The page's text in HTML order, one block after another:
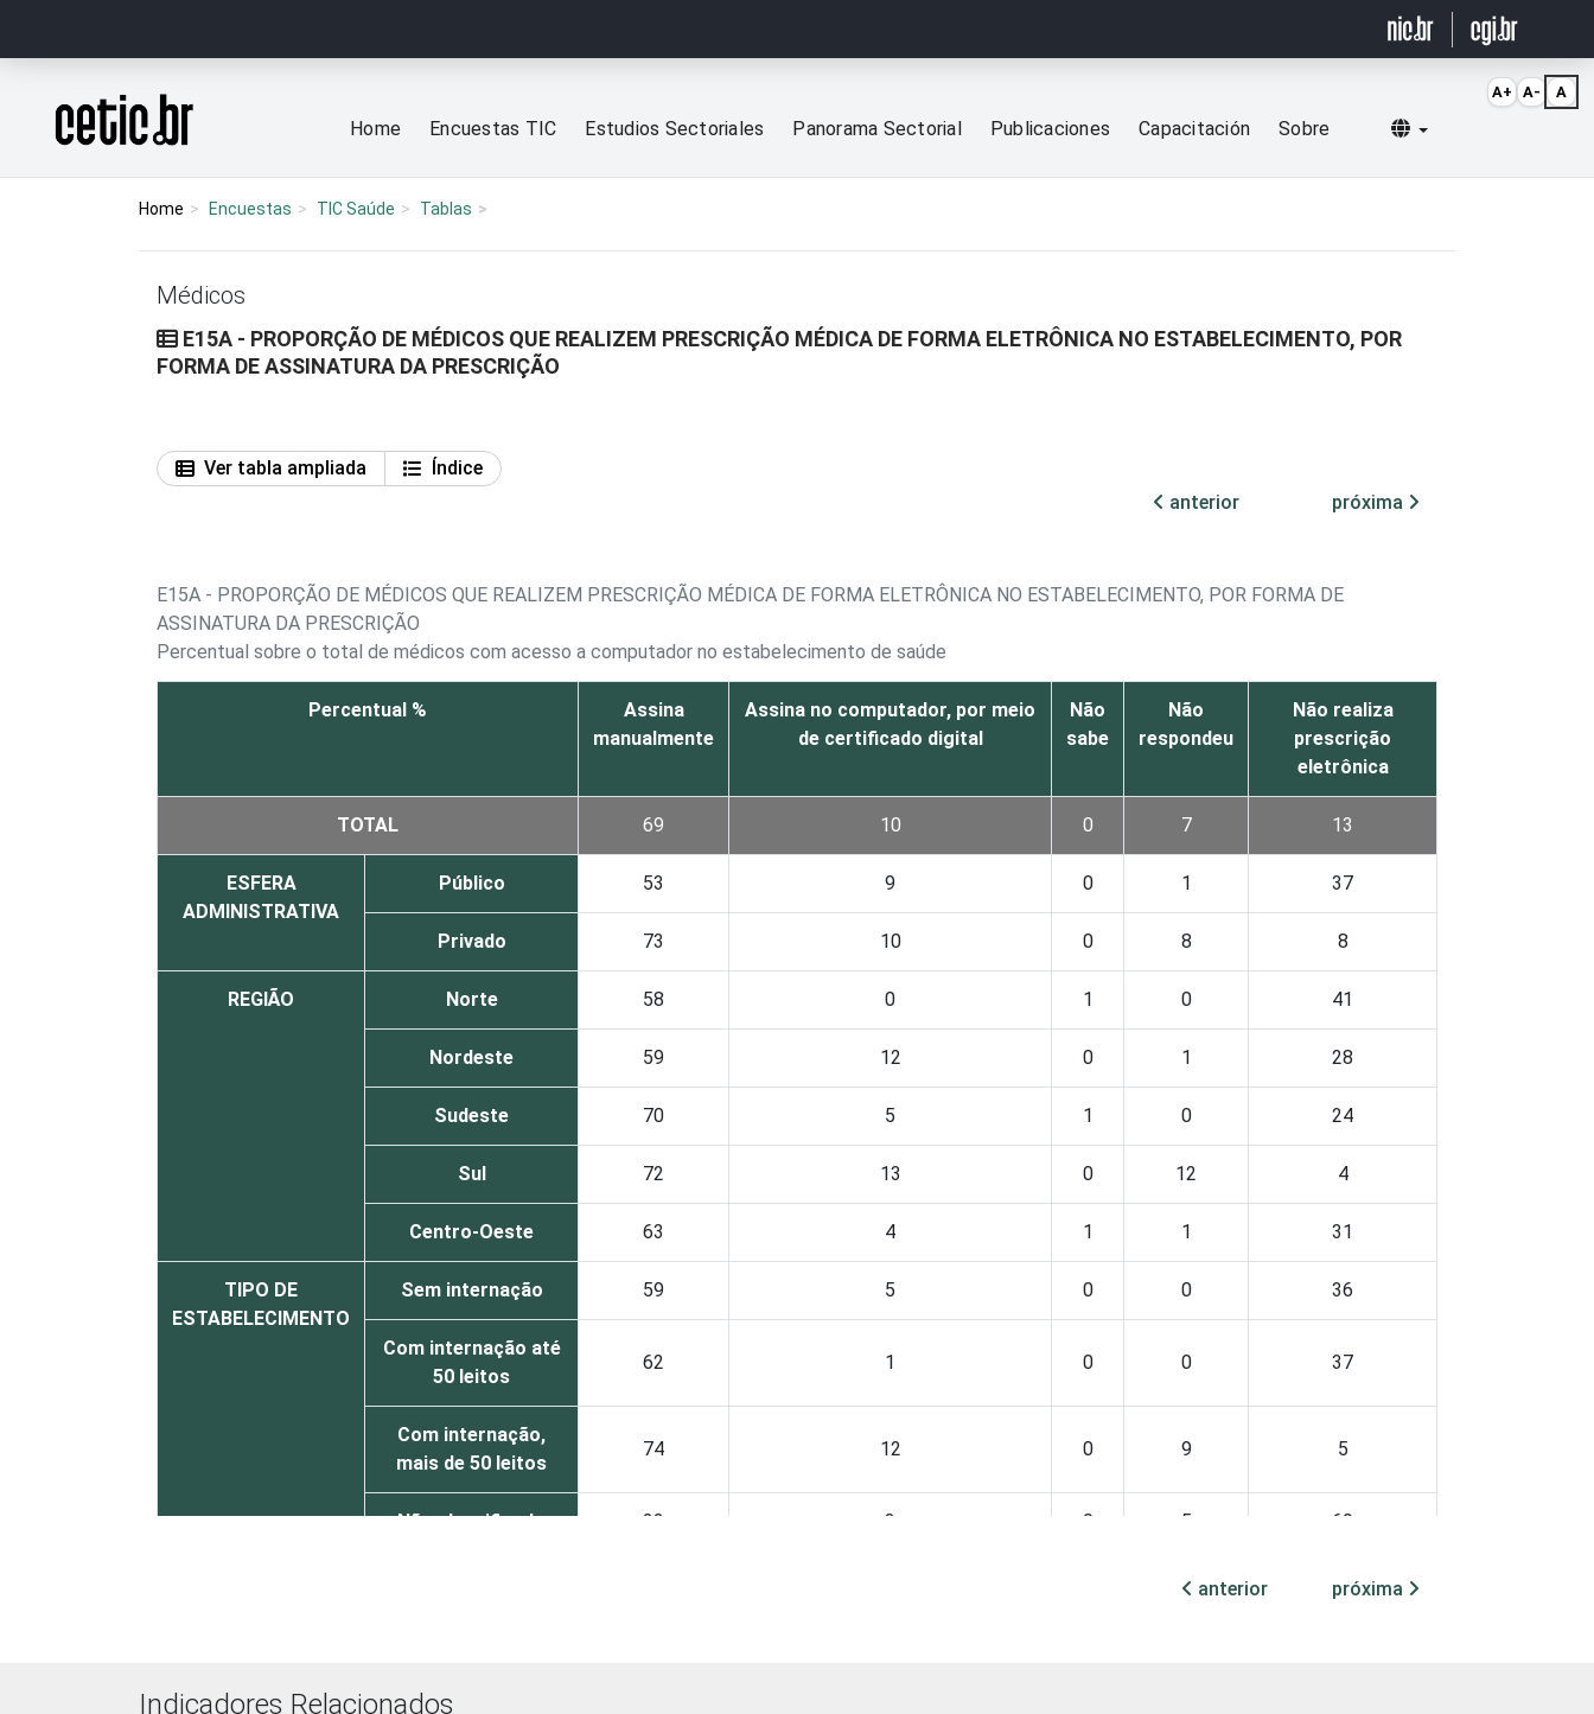
Página inicial
Home Encuestas TIC Estudios Sectoriales Panorama Sectorial Publicaciones Capacitación Sobre Selecionar idioma
Home Encuestas TIC Saúde Tablas
Médicos
E15A - PROPORÇÃO DE MÉDICOS QUE REALIZEM PRESCRIÇÃO MÉDICA DE FORMA ELETRÔNICA NO ESTABELECIMENTO, POR
FORMA DE ASSINATURA DA PRESCRIÇÃO
Ver tabla ampliada
Índice
anterior
próxima
E15A - PROPORÇÃO DE MÉDICOS QUE REALIZEM PRESCRIÇÃO MÉDICA DE FORMA ELETRÔNICA NO ESTABELECIMENTO, POR FORMA DE
ASSINATURA DA PRESCRIÇÃO
Percentual sobre o total de médicos com acesso a computador no estabelecimento de saúde
Percentual %
Assina
manualmente
Assina no computador, por meio
de certificado digital
Não
sabe
Não
respondeu
Não realiza
prescrição
eletrônica
TOTAL 69 10 0 7 13
ESFERA
ADMINISTRATIVA
Público 53 9 0 1 37
Privado 73 10 0 8 8
REGIÃO Norte 58 0 1 0 41
Nordeste 59 12 0 1 28
Sudeste 70 5 1 0 24
Sul 72 13 0 12 4
Centro-Oeste 63 4 1 1 31
TIPO DE
ESTABELECIMENTO
Sem internação 59 5 0 0 36
Com internação até
50 leitos
62 1 0 0 37
Com internação,
mais de 50 leitos
74 12 0 9 5
Não classificado 23 3 0 5 69
0 16
51 anos ou mais
anterior próxima
Indicadores Relacionados
A+ A- A